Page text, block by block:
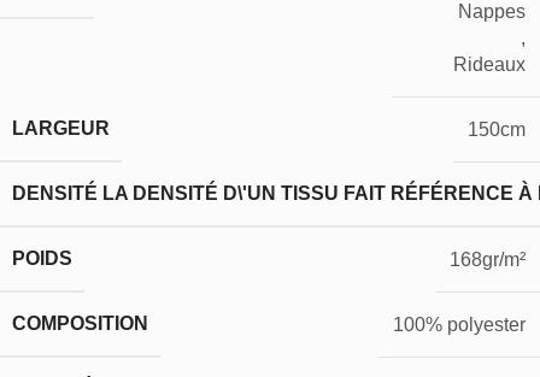
Nappes
,
Rideaux
LARGEUR 150cm
DENSITÉ LA DENSITÉ D\'UN TISSU FAIT RÉFÉRENCE
POIDS 168gr/m²
COMPOSITION 100% polyester